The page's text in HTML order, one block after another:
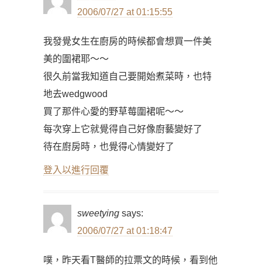
2006/07/27 at 01:15:55
我發覺女生在廚房的時候都會想買一件美
美的圍裙耶～～
很久前當我知道自己要開始煮菜時，也特
地去wedgwood
買了那件心愛的野草莓圍裙呢～～
每次穿上它就覺得自己好像廚藝變好了
待在廚房時，也覺得心情變好了
登入以進行回覆
sweetying says:
2006/07/27 at 01:18:47
噗，昨天看T醫師的拉票文的時候，看到他